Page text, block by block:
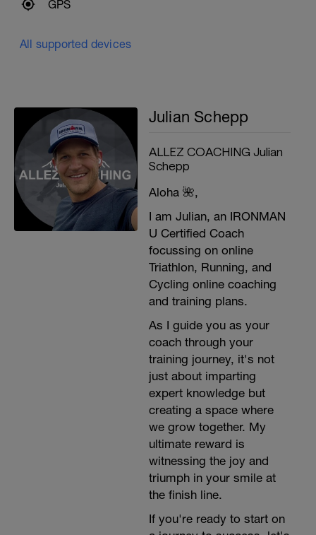
GPS
All supported devices
Julian Schepp
ALLEZ COACHING Julian
Schepp
Aloha 🌺,
I am Julian, an IRONMAN
U Certified Coach
focussing on online
Triathlon, Running, and
Cycling online coaching
and training plans.
As I guide you as your
coach through your
training journey, it's not
just about imparting
expert knowledge but
creating a space where
we grow together. My
ultimate reward is
witnessing the joy and
triumph in your smile at
the finish line.
If you're ready to start on